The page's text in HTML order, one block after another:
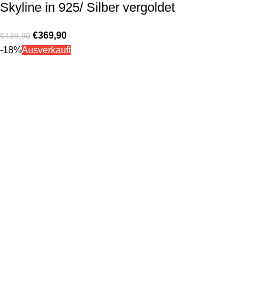
Skyline in 925/ Silber vergoldet
€439,90 €369,90
-18%Ausverkauft